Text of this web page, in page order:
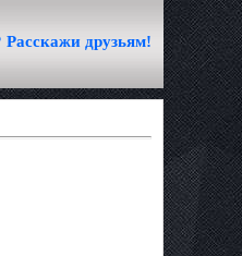
Расскажи друзьям!